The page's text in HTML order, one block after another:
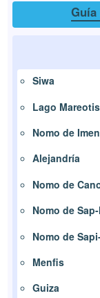
Siwa
Lago Mareotis
Nomo de
Alejandría
Nomo de
Nomo de
Nomo de
Menfis
Guiza